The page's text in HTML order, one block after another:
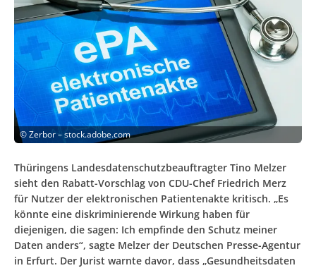
©Zerbor – stock.adobe.com
Thüringens Landesdatenschutzbeauftragter Tino Melzer
sieht den Rabatt-Vorschlag von CDU-Chef Friedrich Merz
für Nutzer der elektronischen Patientenakte kritisch. „Es
könnte eine diskriminierende Wirkung haben für
diejenigen, die sagen: Ich empfinde den Schutz meiner
Daten anders“, sagte Melzer der Deutschen Presse-Agentur
in Erfurt. Der Jurist warnte davor, dass „Gesundheitsdaten